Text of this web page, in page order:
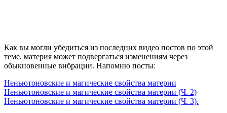
Как вы могли убедиться из последних видео постов по этой
теме, материя может подвергаться изменениям через
обыкновенные вибрации. Напомню посты:
Неньютоновские и магические свойства материи
Неньютоновские и магические свойства материи (Ч. 2)
Неньютоновские и магические свойства материи (Ч. 3).